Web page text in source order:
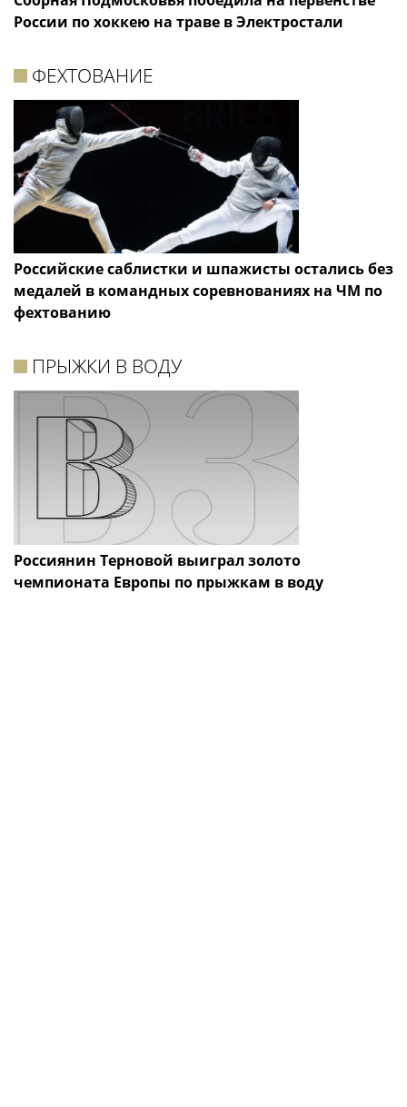
России по хоккею на траве в Электростали
ФЕХТОВАНИЕ
Российские саблистки и шпажисты остались без
медалей в командных соревнованиях на ЧМ по
фехтованию
ПРЫЖКИ В ВОДУ
Россиянин Терновой выиграл золото
чемпионата Европы по прыжкам в воду